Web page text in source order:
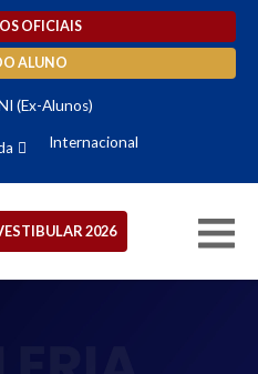
OFICIAIS
ALUNO
(Ex-Alunos)
Internacional
2026